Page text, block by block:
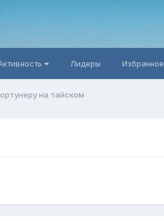
Лидеры Избранное
на тайском